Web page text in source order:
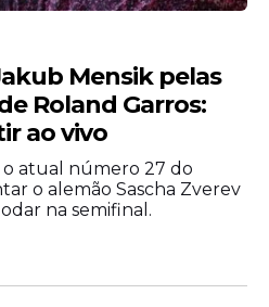
Mensik pelas
Roland Garros:
ao vivo
o atual número 27 do
o alemão Sascha Zverev
na semifinal.